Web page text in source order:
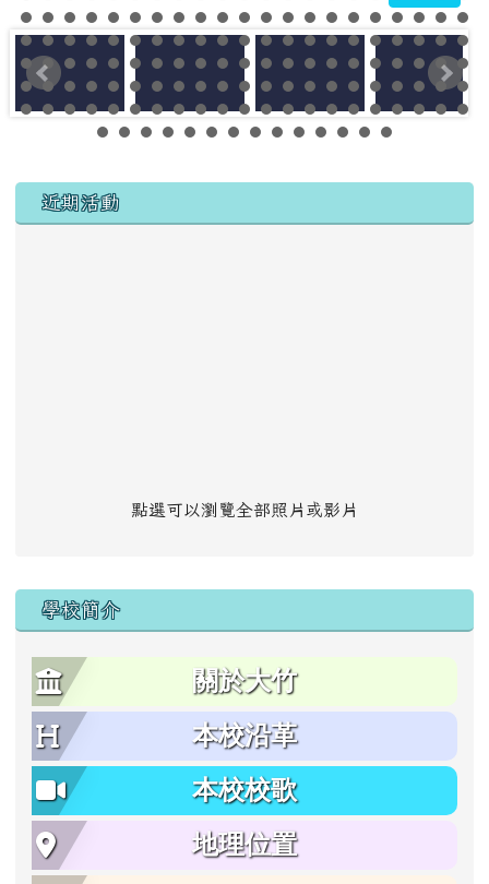
左邊區域內容
近期活動
點選可以瀏覽全部照片或影片
學校簡介
關於大竹
本校沿革
本校校歌
地理位置